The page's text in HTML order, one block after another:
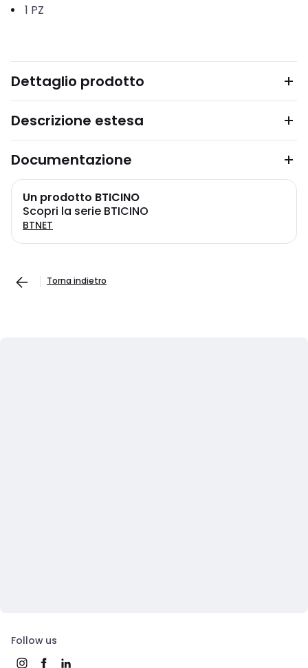
1 PZ
Dettaglio prodotto
Descrizione estesa
Documentazione
Un prodotto BTICINO
Scopri la serie BTICINO
BTNET
Torna indietro
Follow us